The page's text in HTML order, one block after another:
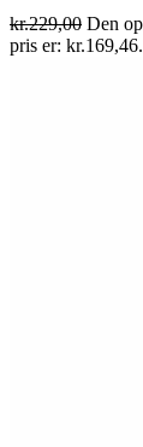
kr.229,00 Den
pris er: kr.169,46.